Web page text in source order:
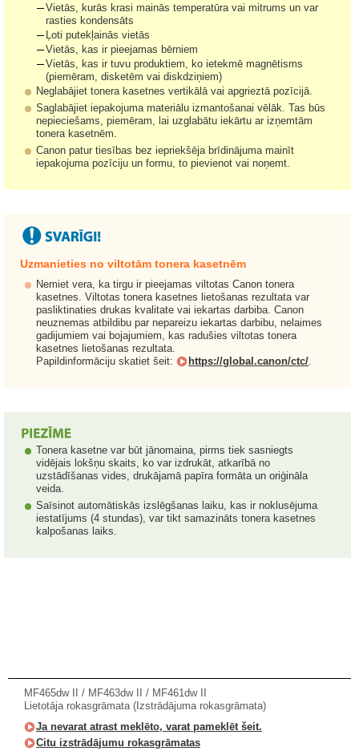
Vietās, kurās krasi mainās temperatūra vai mitrums un var
rasties kondensāts
Ļoti putekļainās vietās
Vietās, kas ir pieejamas bērniem
Vietās, kas ir tuvu produktiem, ko ietekmē magnētisms
(piemēram, disketēm vai diskdziņiem)
Neglabājiet tonera kasetnes vertikālā vai apgrieztā pozīcijā.
Saglabājiet iepakojuma materiālu izmantošanai vēlāk. Tas būs
nepieciešams, piemēram, lai uzglabātu iekārtu ar izņemtām
tonera kasetnēm.
Canon patur tiesības bez iepriekšēja brīdinājuma mainīt
iepakojuma pozīciju un formu, to pievienot vai noņemt.
Uzmanieties no viltotām tonera kasetnēm
Nemiet vera, ka tirgu ir pieejamas viltotas Canon tonera
kasetnes. Viltotas tonera kasetnes lietošanas rezultata var
pasliktinaties drukas kvalitate vai iekartas darbiba. Canon
neuznemas atbildibu par nepareizu iekartas darbibu, nelaimes
gadijumiem vai bojajumiem, kas radušies viltotas tonera
kasetnes lietošanas rezultata.
Papildinformāciju skatiet šeit:
https://global.canon/ctc/.
Tonera kasetne var būt jānomaina, pirms tiek sasniegts
vidējais lokšņu skaits, ko var izdrukāt, atkarībā no
uzstādīšanas vides, drukājamā papīra formāta un oriģināla
veida.
Saīsinot automātiskās izslēgšanas laiku, kas ir noklusējuma
iestatījums (4 stundas), var tikt samazināts tonera kasetnes
kalpošanas laiks.
MF465dw II / MF463dw II / MF461dw II
Lietotāja rokasgrāmata (Izstrādājuma rokasgrāmata)
Ja nevarat atrast meklēto, varat pameklēt šeit.
Citu izstrādājumu rokasgrāmatas